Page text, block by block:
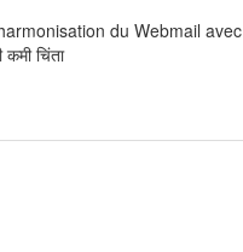
harmonisation du Webmail avec
चिंता